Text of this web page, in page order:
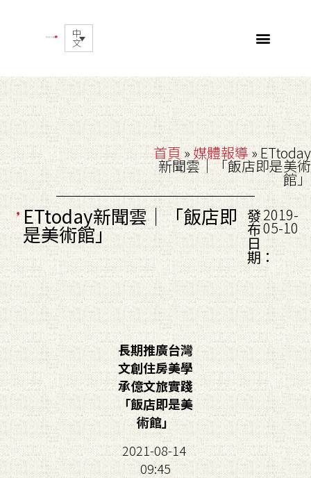
中
文
首頁»媒體報導»ETtoday
新聞雲｜「飯店即是美術
館」
ETtoday新聞雲｜「飯店即
是美術館」
發
布
日
期：
2019-
05-10
長期推廣台灣
文創住房美學
承億文旅實踐
「飯店即是美
術館」
2021-08-14
09:45